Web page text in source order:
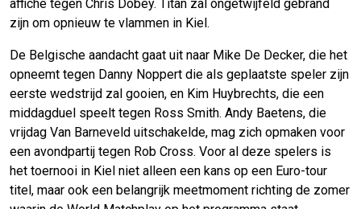
affiche tegen Chris Dobey. Titan zal ongetwijfeld gebrand
zijn om opnieuw te vlammen in Kiel.
De Belgische aandacht gaat uit naar Mike De Decker, die het
opneemt tegen Danny Noppert die als geplaatste speler zijn
eerste wedstrijd zal gooien, en Kim Huybrechts, die een
middagduel speelt tegen Ross Smith. Andy Baetens, die
vrijdag Van Barneveld uitschakelde, mag zich opmaken voor
een avondpartij tegen Rob Cross. Voor al deze spelers is
het toernooi in Kiel niet alleen een kans op een Euro-tour
titel, maar ook een belangrijk meetmoment richting de zomer